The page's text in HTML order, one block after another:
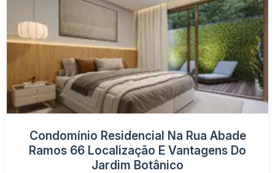
Condomínio Residencial Na Rua Abade
Ramos 66 Localização E Vantagens Do
Jardim Botânico